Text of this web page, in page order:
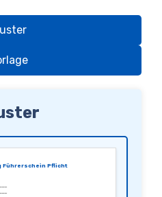
Führerschein Pflicht